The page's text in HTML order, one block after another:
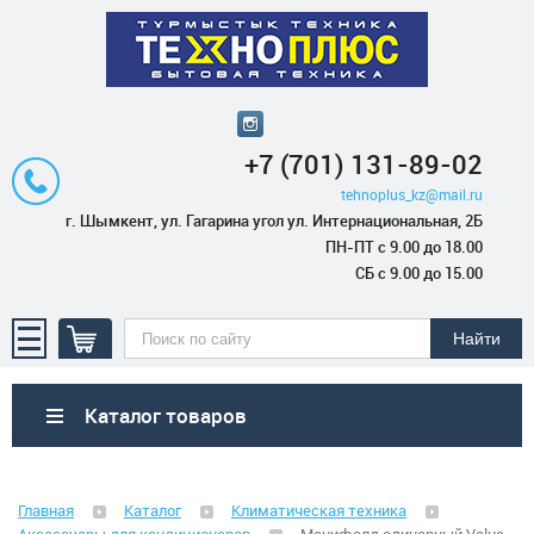
+7 (701) 131-89-02
tehnoplus_kz@mail.ru
г. Шымкент, ул. Гагарина угол ул. Интернациональная, 2Б
ПН-ПТ с 9.00 до 18.00
СБ с 9.00 до 15.00
Каталог товаров
Главная Каталог
Климатическая техника